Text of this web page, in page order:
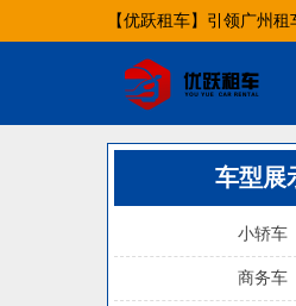
【优跃租车】引领广州
车型展
小轿车
商务车